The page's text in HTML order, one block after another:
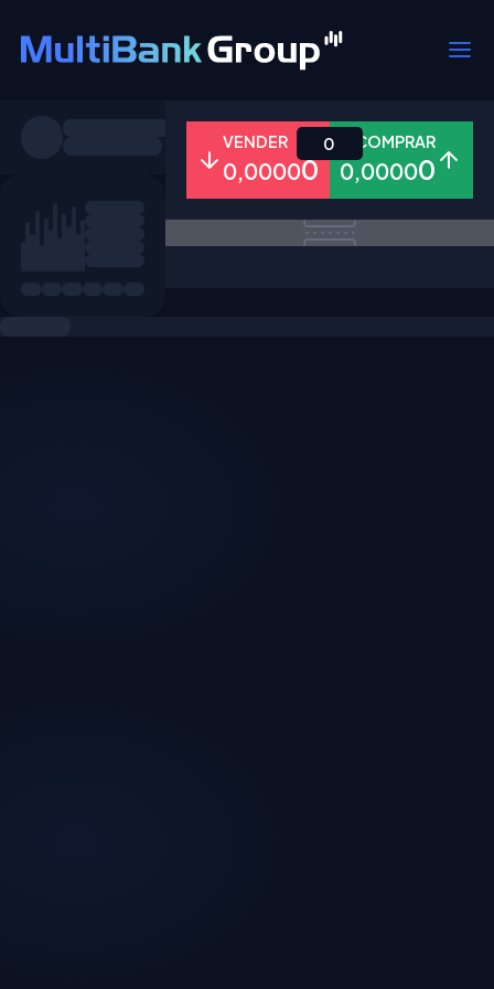
Todos Forex Metais Ações
VENDER
0,00000
COMPRAR
0,00000
0